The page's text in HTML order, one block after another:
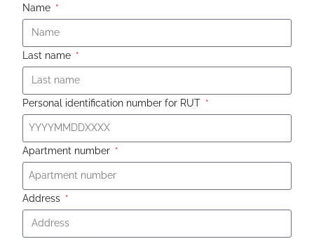
Name
Last name
Personal identification number for RUT
Apartment number
Address